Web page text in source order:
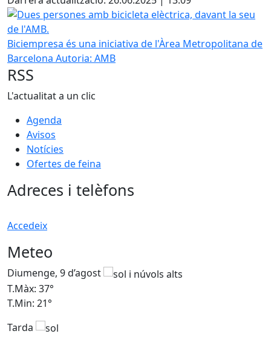
Dues persones amb bicicleta elèctrica, davant la seu de
Biciempresa és una iniciativa de l'Àrea Metropolitana de
Barcelona Autoria: AMB
RSS
L'actualitat a un clic
Agenda
Avisos
Notícies
Ofertes de feina
Adreces i telèfons
Accedeix
Meteo
Diumenge, 9 d’agost
T.Màx: 37°
T.Min: 21°
Tarda